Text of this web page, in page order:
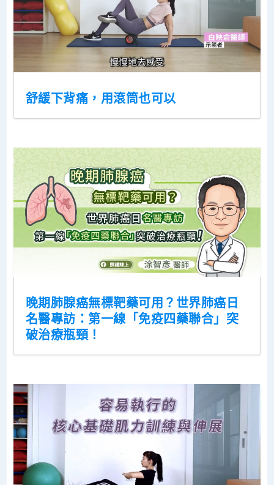
舒緩下背痛，用滾筒也可以
晚期肺腺癌無標靶藥可用？世界肺癌日
名醫專訪：第一線「免疫四藥聯合」突
破治療瓶頸！